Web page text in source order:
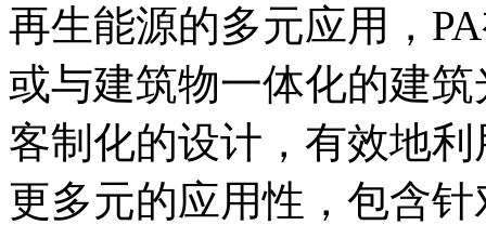
再生能源的多元应用，
或与建筑物一体化的建
客制化的设计，有效地
更多元的应用性，包含